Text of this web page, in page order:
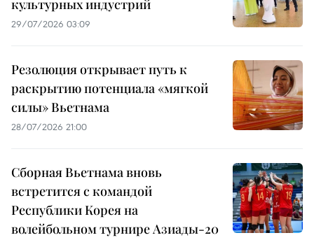
культурных индустрий
29/07/2026 03:09
Резолюция открывает путь к
раскрытию потенциала «мягкой
силы» Вьетнама
28/07/2026 21:00
Сборная Вьетнама вновь
встретится с командой
Республики Корея на
волейбольном турнире Азиады-20